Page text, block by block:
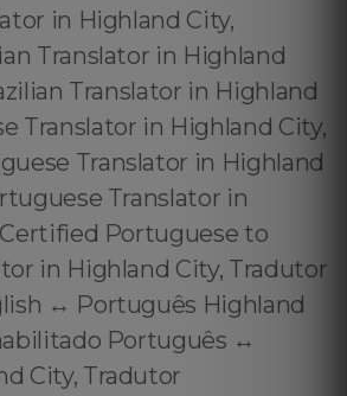
in Highland City,
Translator in Highland
Translator in Highland
Translator in Highland City,
Translator in Highland
Translator in
Portuguese to
in Highland City, Tradutor
↔️ Português Highland
Português ↔️
City, Tradutor